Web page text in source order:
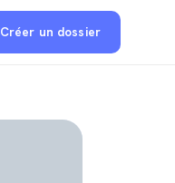
Créer un dossier